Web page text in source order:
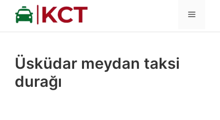
İçeriğe
MENÜ
Üsküdar meydan taksi
durağı